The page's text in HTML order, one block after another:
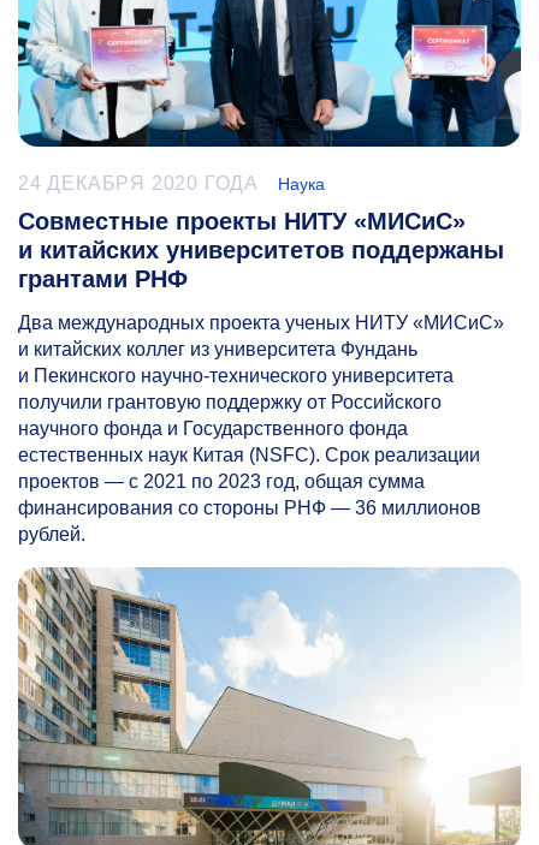
24 ДЕКАБРЯ 2020 ГОДА Наука
Совместные проекты НИТУ «МИСиС»
и китайских университетов поддержаны
грантами РНФ
Два международных проекта ученых НИТУ «МИСиС»
и китайских коллег из университета Фундань
и Пекинского научно-технического университета
получили грантовую поддержку от Российского
научного фонда и Государственного фонда
естественных наук Китая (NSFC). Срок реализации
проектов — с 2021 по 2023 год, общая сумма
финансирования со стороны РНФ — 36 миллионов
рублей.